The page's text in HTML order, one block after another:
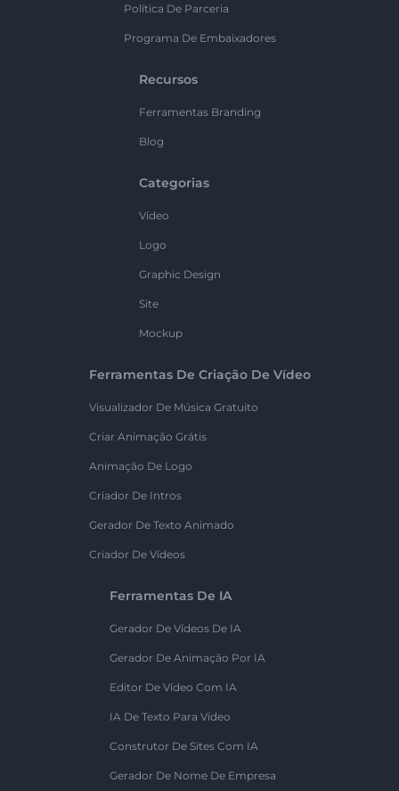
Política De Parceria
Programa De Embaixadores
Recursos
Ferramentas Branding
Blog
Categorias
Vídeo
Logo
Graphic Design
Site
Mockup
Ferramentas De Criação De Vídeo
Visualizador De Música Gratuito
Criar Animação Grátis
Animação De Logo
Criador De Intros
Gerador De Texto Animado
Criador De Vídeos
Ferramentas De IA
Gerador De Vídeos De IA
Gerador De Animação Por IA
Editor De Vídeo Com IA
IA De Texto Para Vídeo
Construtor De Sites Com IA
Gerador De Nome De Empresa